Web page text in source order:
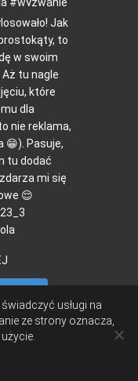
BY MONIKA ROSA
KORZYSTANIE Z
ICH STOSOWANIE.
usługi na
ze strony oznacza,